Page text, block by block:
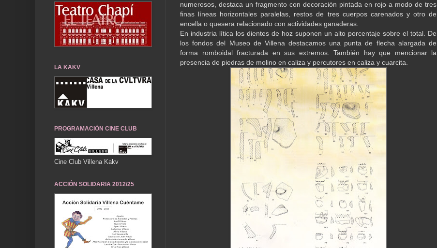
numerosos, destaca un fragmento con decoración pintada en rojo a modo de tres
finas líneas horizontales paralelas, restos de tres cuerpos carenados y otro de
encella o quesera relacionado con actividades ganaderas.
En industria lítica los dientes de hoz suponen un alto porcentaje sobre el total. De
los fondos del Museo de Villena destacamos una punta de flecha alargada de
forma romboidal fracturada en sus extremos. También hay que mencionar la
presencia de piedras de molino en caliza y percutores en caliza y cuarcita.
LA KAKV
PROGRAMACIÓN CINE CLUB
Cine Club Villena Kakv
ACCIÓN SOLIDARIA 2012/25